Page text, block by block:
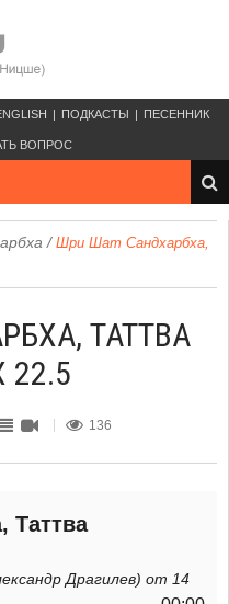
ПОДКАСТЫ ПЕСЕННИК
ВОПРОС
/ Шри Шат Сандхарбха,
ТАТТВА
22.5
136
Таттва
Драгилев) от 14